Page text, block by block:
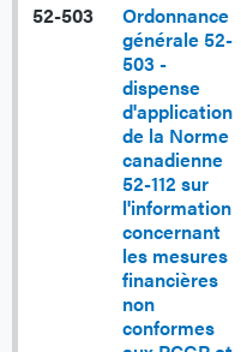
52-503
Ordonnance
générale 52-
503 -
dispense
d'application
de la Norme
canadienne
52-112 sur
l'information
concernant
les mesures
financières
non
conformes